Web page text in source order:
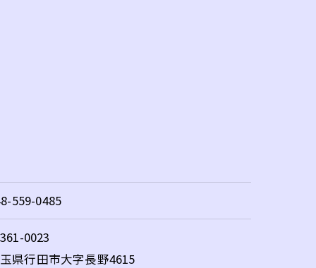
559-0485
0023
県行田市大字長野4615